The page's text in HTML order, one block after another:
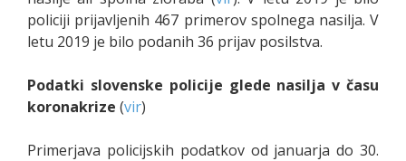
policiji prijavljenih 467 primerov spolnega nasilja. V
letu 2019 je bilo podanih 36 prijav posilstva.
Podatki slovenske policije glede nasilja v času
koronakrize (vir)
Primerjava policijskih podatkov od januarja do 30.